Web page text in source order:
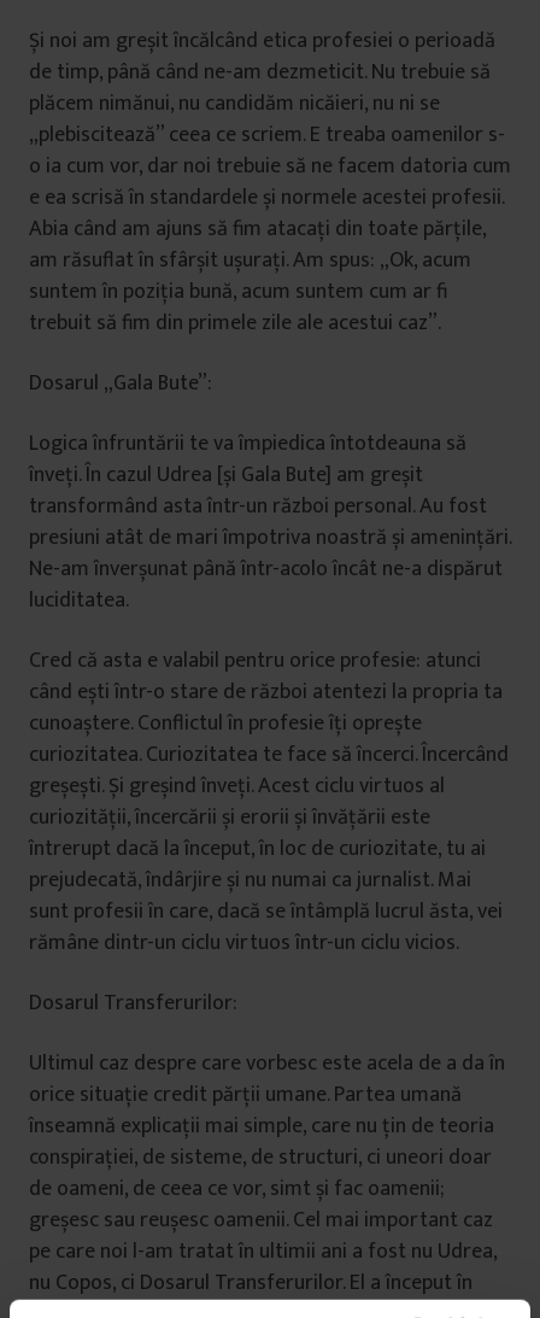
Și noi am greșit încălcând etica profesiei o perioadă
de timp, până când ne-am dezmeticit. Nu trebuie să
plăcem nimănui, nu candidăm nicăieri, nu ni se
„plebiscitează” ceea ce scriem. E treaba oamenilor s-
o ia cum vor, dar noi trebuie să ne facem datoria cum
e ea scrisă în standardele și normele acestei profesii.
Abia când am ajuns să fim atacați din toate părțile,
am răsuflat în sfârșit ușurați. Am spus: „Ok, acum
suntem în poziția bună, acum suntem cum ar fi
trebuit să fim din primele zile ale acestui caz”.
Dosarul „Gala Bute”:
Logica înfruntării te va împiedica întotdeauna să
înveți. În cazul Udrea [și Gala Bute] am greșit
transformând asta într-un război personal. Au fost
presiuni atât de mari împotriva noastră și amenințări.
Ne-am înverșunat până într-acolo încât ne-a dispărut
luciditatea.
Cred că asta e valabil pentru orice profesie: atunci
când ești într-o stare de război atentezi la propria ta
cunoaștere. Conflictul în profesie îți oprește
curiozitatea. Curiozitatea te face să încerci. Încercând
greșești. Și greșind înveți. Acest ciclu virtuos al
curiozității, încercării și erorii și învățării este
întrerupt dacă la început, în loc de curiozitate, tu ai
prejudecată, îndârjire și nu numai ca jurnalist. Mai
sunt profesii în care, dacă se întâmplă lucrul ăsta, vei
rămâne dintr-un ciclu virtuos într-un ciclu vicios.
Dosarul Transferurilor:
Ultimul caz despre care vorbesc este acela de a da în
orice situație credit părții umane. Partea umană
înseamnă explicații mai simple, care nu țin de teoria
conspirației, de sisteme, de structuri, ci uneori doar
de oameni, de ceea ce vor, simt și fac oamenii;
greșesc sau reușesc oamenii. Cel mai important caz
pe care noi l-am tratat în ultimii ani a fost nu Udrea,
nu Copos, ci Dosarul Transferurilor. El a început în